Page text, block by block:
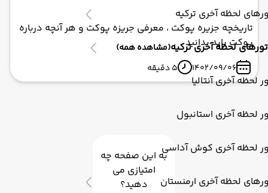
لحظه آخری ترکیه
تورهای لحظه آخری ترکیه(مشاهده همه)
لحظه آخری آنتالیا
لحظه آخری استانبول
لحظه آخری کوش آداسی
لحظه آخری ارمنستان
تاریخچه جزیره پوکت ، معرفی جریزه پوکت و هر آنچه درباره
پوکت باید بدانید
1402/09/06 5 دقیقه
به این صفحه چه
امتیازی می
دهید؟